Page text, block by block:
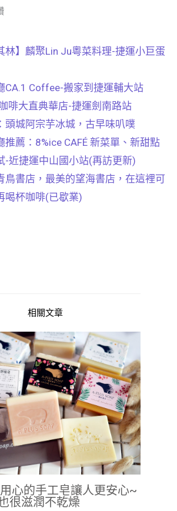
林】麟聚Lin Ju粵菜料理-捷運小巨蛋
CA.1 Coffee-搬家到捷運輔大站
啡大直典華店-捷運劍南路站
頭城阿宗芋冰城，古早味叭噗
推薦：8%ice CAFÉ 新菜單、新甜點
-近捷運中山國小站(再訪更新)
鳥書店，最美的望海書店，在這裡可
喝杯咖啡(已歇業)
相關文章
心的手工皂讓人更安心~
很滋潤不乾燥